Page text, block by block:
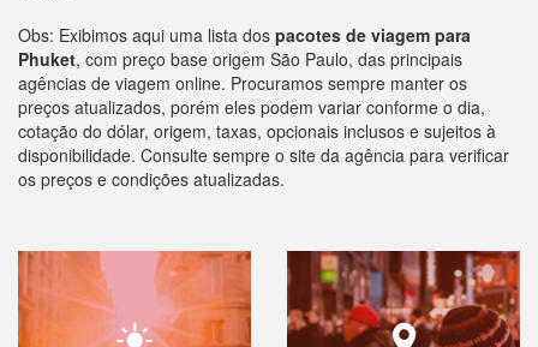
Obs: Exibimos aqui uma lista dos pacotes de viagem para
Phuket, com preço base origem São Paulo, das principais
agências de viagem online. Procuramos sempre manter os
preços atualizados, porém eles podem variar conforme o dia,
cotação do dólar, origem, taxas, opcionais inclusos e sujeitos à
disponibilidade. Consulte sempre o site da agência para verificar
os preços e condições atualizadas.